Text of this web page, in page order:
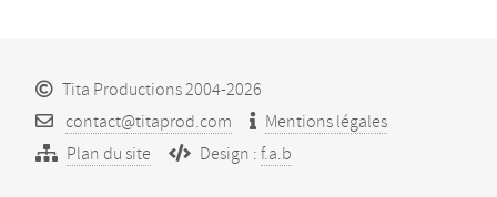
Tita Productions 2004-2026
contact@titaprod.com
Mentions légales
Plan du site
Design : f.a.b